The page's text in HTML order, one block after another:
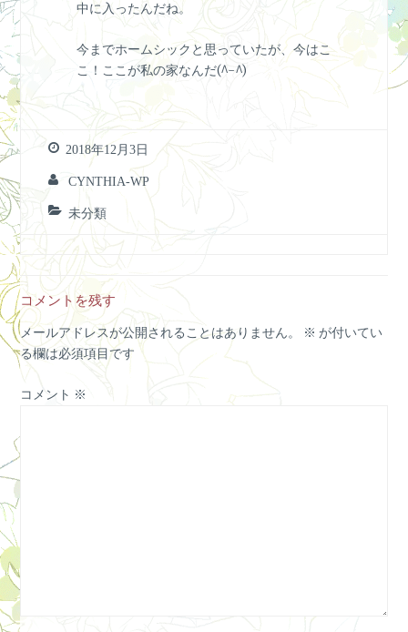
中に入ったんだね。
今までホームシックと思っていたが、今はこ
こ！ここが私の家なんだ(^-^)
2018年12月3日
CYNTHIA-WP
未分類
コメントを残す
メールアドレスが公開されることはありません。 ※ が付いてい
る欄は必須項目です
コメント ※